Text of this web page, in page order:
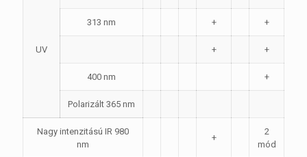
UV
313 nm + +
+ +
400 nm +
Polarizált 365 nm
Nagy intenzitású IR 980
nm
+
2
mód